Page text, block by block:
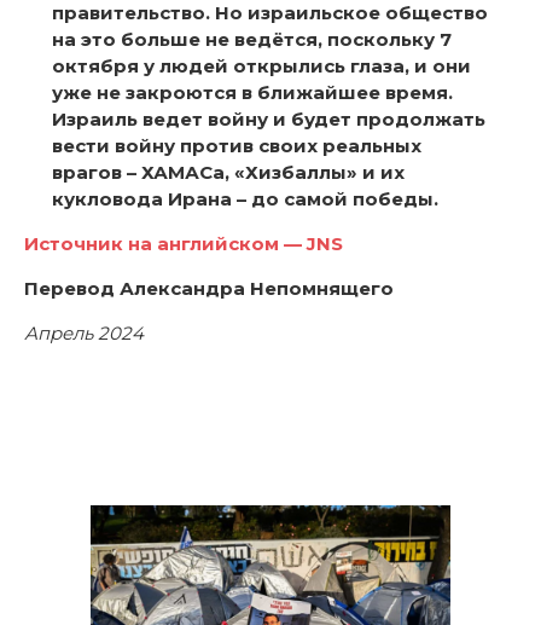
правительство. Но израильское общество
на это больше не ведётся, поскольку 7
октября у людей открылись глаза, и они
уже не закроются в ближайшее время.
Израиль ведет войну и будет продолжать
вести войну против своих реальных
врагов – ХАМАСа, «Хизбаллы» и их
кукловода Ирана – до самой победы.
Источник на английском — JNS
Перевод Александра Непомнящего
Апрель 2024